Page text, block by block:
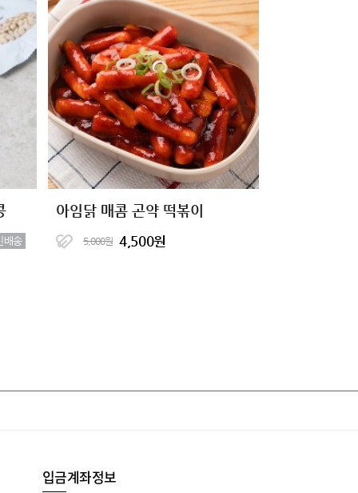
배송
아임닭 매콤 곤약 떡볶이
5,000원 4,500원
입금계좌정보